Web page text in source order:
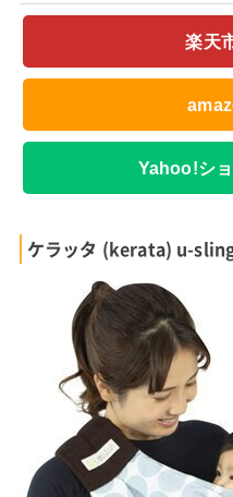
楽天
Yahoo!シ
ケラッタ (kerata) u-